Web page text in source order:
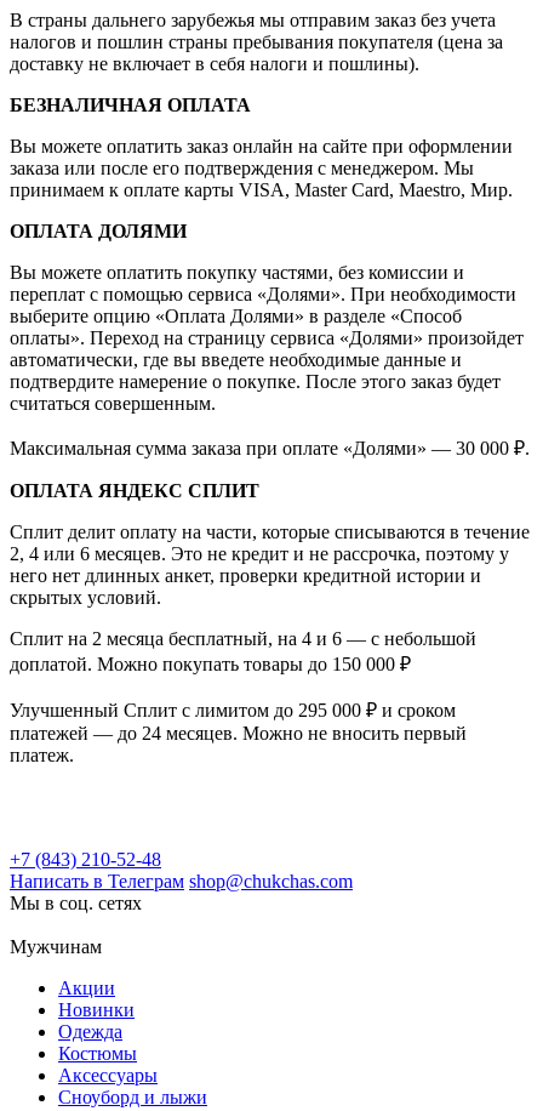
В страны дальнего зарубежья мы отправим заказ без учета
налогов и пошлин страны пребывания покупателя (цена за
доставку не включает в себя налоги и пошлины).
БЕЗНАЛИЧНАЯ ОПЛАТА
Вы можете оплатить заказ онлайн на сайте при оформлении
заказа или после его подтверждения с менеджером. Мы
принимаем к оплате карты VISA, Master Card, Maestro, Мир.
ОПЛАТА ДОЛЯМИ
Вы можете оплатить покупку частями, без комиссии и
переплат с помощью сервиса «Долями». При необходимости
выберите опцию «Оплата Долями» в разделе «Способ
оплаты». Переход на страницу сервиса «Долями» произойдет
автоматически, где вы введете необходимые данные и
подтвердите намерение о покупке. После этого заказ будет
считаться совершенным.
Максимальная сумма заказа при оплате «Долями» — 30 000 ₽.
ОПЛАТА ЯНДЕКС СПЛИТ
Сплит делит оплату на части, которые списываются в течение
2, 4 или 6 месяцев. Это не кредит и не рассрочка, поэтому у
него нет длинных анкет, проверки кредитной истории и
скрытых условий.
Сплит на 2 месяца бесплатный, на 4 и 6 — с небольшой
доплатой. Можно покупать товары до 150 000 ₽
Улучшенный Сплит с лимитом до 295 000 ₽ и сроком
платежей — до 24 месяцев. Можно не вносить первый
платеж.
+7 (843) 210-52-48
Написать в Телеграм shop@chukchas.com
Мы в соц. сетях
Мужчинам
Акции
Новинки
Одежда
Костюмы
Аксессуары
Сноуборд и лыжи